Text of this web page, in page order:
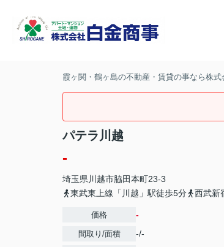
霞ヶ関・鶴ヶ島の不動産・賃貸の事なら株
パテラ川越
-
埼玉県 川越市脇田本町23-3
東武東上線「川越」駅徒歩5分
西武新
価格 -
間取り/面積 -/-